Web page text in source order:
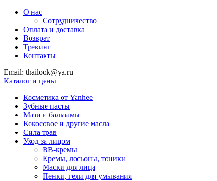
О нас
Сотрудничество
Оплата и доставка
Возврат
Трекинг
Контакты
Email: thailook@ya.ru
Каталог и цены
Косметика от Yanhee
Зубные пасты
Мази и бальзамы
Кокосовое и другие масла
Сила трав
Уход за лицом
BB-кремы
Кремы, лосьоны, тоники
Маски для лица
Пенки, гели для умывания